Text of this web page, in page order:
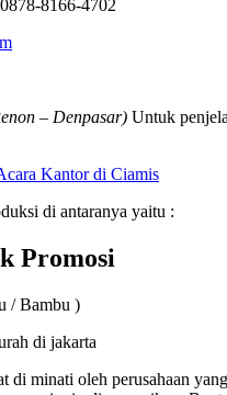
8166-4702
– Denpasar) Untuk
Kantor di Ciamis
di antaranya yaitu :
Promosi
/ Bambu )
di minati oleh perusahaan